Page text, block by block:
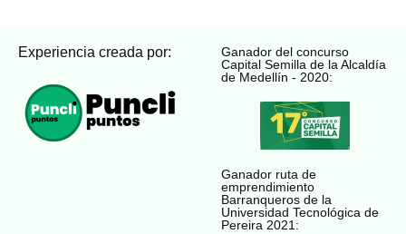
Experiencia creada por:
Ganador del concurso
Capital Semilla de la Alcaldía
de Medellín - 2020:
Ganador ruta de
emprendimiento
Barranqueros de la
Universidad Tecnológica de
Pereira 2021: